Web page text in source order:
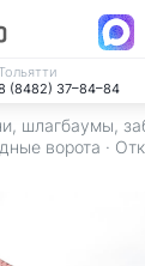
(8482) 37–84–84
шлагбаумы,
ворота ·